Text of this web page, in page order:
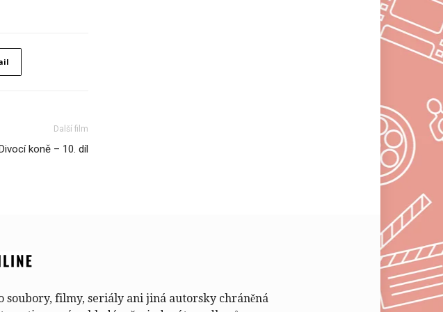
Další film
koně – 10. díl
soubory, filmy, seriály ani jiná autorsky chráněná